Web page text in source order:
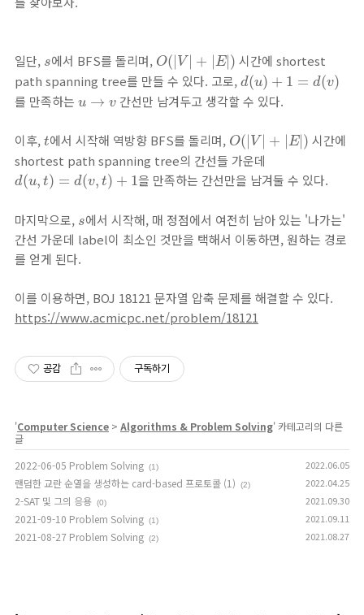
일단, s
s에서 BFS를 돌리며, O( V + E| )
O(|V| | E|)
시간에 shortest
path spanning tree를 만들 수 있다. 고로, d(u) + 1 = d(v)
d(u) + = d( v)
를 만족하는 u → v
u →v 간선만 남겨두고 생각할 수 있다.
이후, t
t에서 시작해 역방향 BFS를 돌리며, O( V + E| )
O(|V| | E|)
시간에
shortest path spanning tree의 간선들 가운데
d(u, t) = d(v, t) + 1
d(u t) =d (v,t +1 을 만족하는 간선만을 남겨둘 수 있다.
마지막으로, s
s에서 시작해, 매 정점에서 여전히 남아 있는 '나가는'
간선 가운데 label이 최소인 것만을 택해서 이동하면, 원하는 경로
를 얻게 된다.
이를 이용하면, BOJ 18121 문자열 압축 문제를 해결할 수 있다.
https://www.acmicpc.net/problem/18121
공감 구독하기
'Computer Science > Algorithms & Problem Solving' 카테고리의 다른
글
2022-06-05 Problem Solving (1) 2022.06.05
랜덤한 교란 순열을 생성하는 card-based 프로토콜 (1) (2) 2022.04.25
2-SAT 및 그의 응용 (0) 2021.09.30
2021-09-10 Problem Solving (1) 2021.09.11
2021-08-27 Problem Solving (2) 2021.08.27